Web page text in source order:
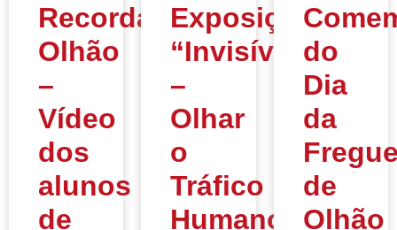
Recordar
Olhão
–
Vídeo
dos
alunos
de
Exposição
“Invisíveis
–
Olhar
o
Tráfico
Humano”
do
Dia
da
de
Olhão